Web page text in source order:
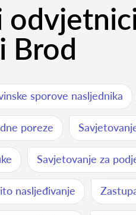
Brod
sporove nasljednika
poreze
Savjetovanje za
nasljeđivanje